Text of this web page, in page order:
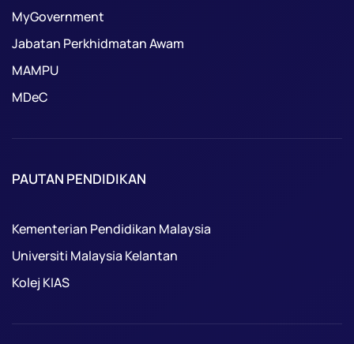
MyGovernment
Jabatan Perkhidmatan Awam
MAMPU
MDeC
PAUTAN PENDIDIKAN
Kementerian Pendidikan Malaysia
Universiti Malaysia Kelantan
Kolej KIAS